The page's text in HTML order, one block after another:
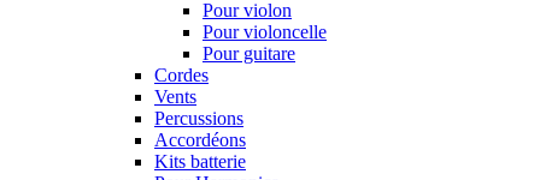
Pour violon
Pour violoncelle
Pour guitare
Cordes
Vents
Percussions
Accordéons
Kits batterie